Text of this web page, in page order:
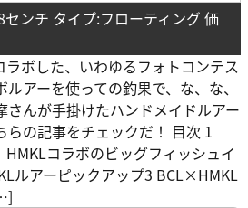
ンチ タイプ:フローティング 価
ボした、いわゆるフォトコンテス
アーを使っての釣果で、な、な、
さんが手掛けたハンドメイドルアー
の記事をチェックだ！ 目次 1
コラボのビッグフィッシュイ
ルアーピックアップ3 BCL×HMKL